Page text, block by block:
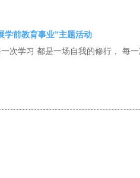
学前教育事业”主题活动
次学习 都是一场自我的修行， 每